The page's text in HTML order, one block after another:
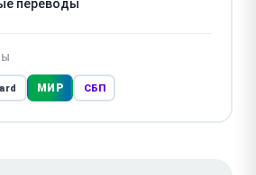
переводы
МИР СБП